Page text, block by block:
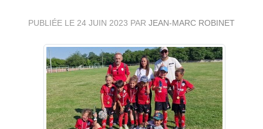
PUBLIÉE LE 24 JUIN 2023 PAR JEAN-MARC ROBINET